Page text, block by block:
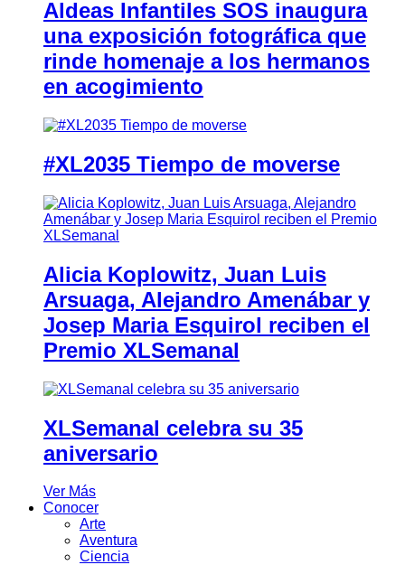
Aldeas Infantiles SOS inaugura
una exposición fotográfica que
rinde homenaje a los hermanos
en acogimiento
#XL2035 Tiempo de moverse
Alicia Koplowitz, Juan Luis
Arsuaga, Alejandro Amenábar y
Josep Maria Esquirol reciben el
Premio XLSemanal
XLSemanal celebra su 35
aniversario
Ver Más
Conocer
Arte
Aventura
Ciencia